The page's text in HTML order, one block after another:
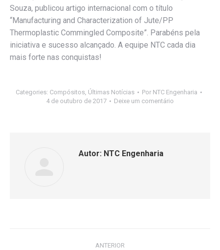
Souza, publicou artigo internacional com o título
“Manufacturing and Characterization of Jute/PP
Thermoplastic Commingled Composite”. Parabéns pela
iniciativa e sucesso alcançado. A equipe NTC cada dia
mais forte nas conquistas!
Categories: Compósitos, Últimas Notícias Por NTC Engenharia
4 de outubro de 2017
Deixe um comentário
Autor: NTC Engenharia
ANTERIOR